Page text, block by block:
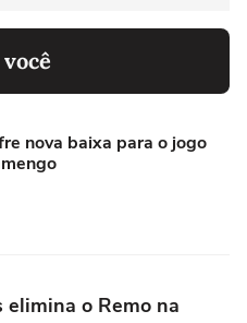
nova baixa para o jogo
elimina o Remo na